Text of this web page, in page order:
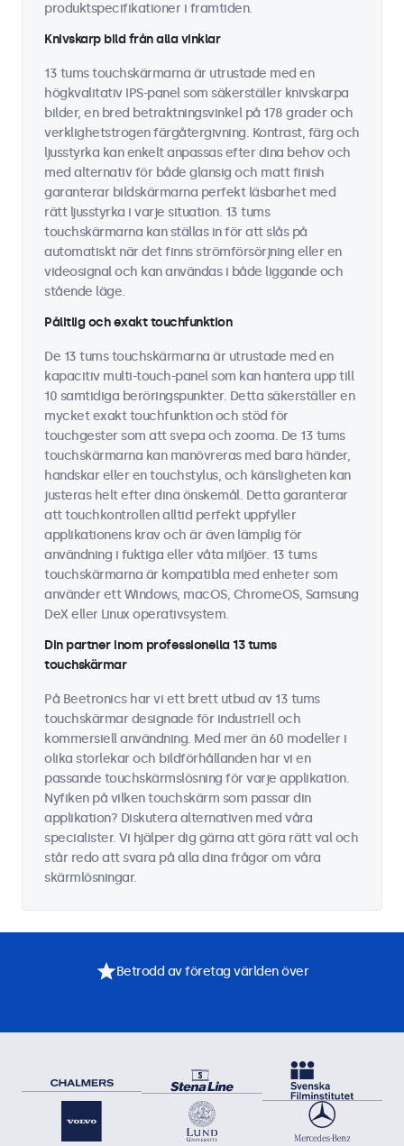
produktspecifikationer i framtiden.
Knivskarp bild från alla vinklar
13 tums touchskärmarna är utrustade med en
högkvalitativ IPS-panel som säkerställer knivskarpa
bilder, en bred betraktningsvinkel på 178 grader och
verklighetstrogen färgåtergivning. Kontrast, färg och
ljusstyrka kan enkelt anpassas efter dina behov och
med alternativ för både glansig och matt finish
garanterar bildskärmarna perfekt läsbarhet med
rätt ljusstyrka i varje situation. 13 tums
touchskärmarna kan ställas in för att slås på
automatiskt när det finns strömförsörjning eller en
videosignal och kan användas i både liggande och
stående läge.
Pålitlig och exakt touchfunktion
De 13 tums touchskärmarna är utrustade med en
kapacitiv multi-touch-panel som kan hantera upp till
10 samtidiga beröringspunkter. Detta säkerställer en
mycket exakt touchfunktion och stöd för
touchgester som att svepa och zooma. De 13 tums
touchskärmarna kan manövreras med bara händer,
handskar eller en touchstylus, och känsligheten kan
justeras helt efter dina önskemål. Detta garanterar
att touchkontrollen alltid perfekt uppfyller
applikationens krav och är även lämplig för
användning i fuktiga eller våta miljöer. 13 tums
touchskärmarna är kompatibla med enheter som
använder ett Windows, macOS, ChromeOS, Samsung
DeX eller Linux operativsystem.
Din partner inom professionella 13 tums
touchskärmar
På Beetronics har vi ett brett utbud av 13 tums
touchskärmar designade för industriell och
kommersiell användning. Med mer än 60 modeller i
olika storlekar och bildförhållanden har vi en
passande touchskärmslösning för varje applikation.
Nyfiken på vilken touchskärm som passar din
applikation? Diskutera alternativen med våra
specialister. Vi hjälper dig gärna att göra rätt val och
står redo att svara på alla dina frågor om våra
skärmlösningar.
Betrodd av företag världen över